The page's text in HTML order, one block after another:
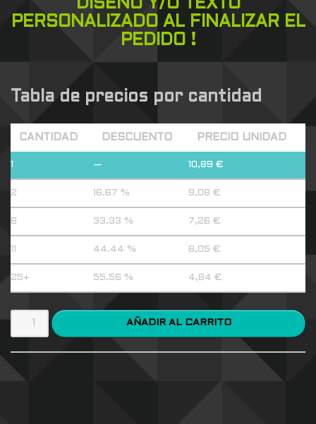
DISEÑO Y/O TEXTO
PERSONALIZADO AL FINALIZAR EL
PEDIDO !
Tabla de precios por cantidad
CANTIDAD DESCUENTO PRECIO UNIDAD
1 — 10,89 €
2 16.67 % 9,08 €
6 33.33 % 7,26 €
11 44.44 % 6,05 €
25+ 55.56 % 4,84 €
AÑADIR AL CARRITO